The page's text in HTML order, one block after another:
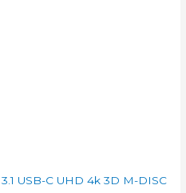
USB-C UHD 4k 3D M-DISC